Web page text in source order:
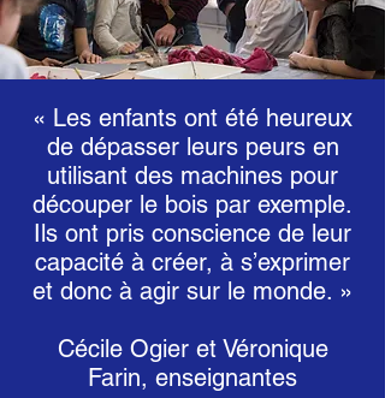
« Les enfants ont été heureux
de dépasser leurs peurs en
utilisant des machines pour
découper le bois par exemple.
Ils ont pris conscience de leur
capacité à créer, à s’exprimer
et donc à agir sur le monde. »
Cécile Ogier et Véronique
Farin, enseignantes